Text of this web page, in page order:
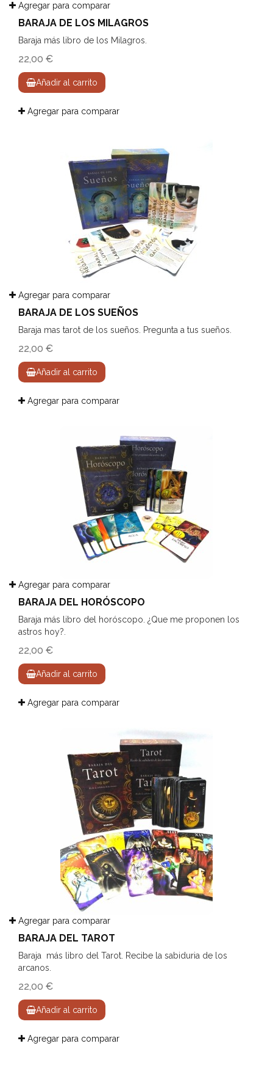
Agregar para comparar
BARAJA DE LOS MILAGROS
Baraja más libro de los Milagros.
22,00 €
Añadir al carrito
Agregar para comparar
Agregar para comparar
BARAJA DE LOS SUEÑOS
Baraja mas tarot de los sueños. Pregunta a tus sueños.
22,00 €
Añadir al carrito
Agregar para comparar
Agregar para comparar
BARAJA DEL HORÓSCOPO
Baraja más libro del horóscopo. ¿Que me proponen los
astros hoy?.
22,00 €
Añadir al carrito
Agregar para comparar
Agregar para comparar
BARAJA DEL TAROT
Baraja más libro del Tarot. Recibe la sabiduria de los
arcanos.
22,00 €
Añadir al carrito
Agregar para comparar